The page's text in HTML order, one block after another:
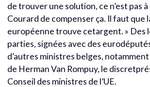
de trouver une solution, ce n’est pas
Courard de compenser ça. Il faut que
européenne trouve cetargent. » Des
parties, signées avec des
d’autres ministres belges,
de Herman Van Rompuy, le
Conseil des ministres de l’UE.